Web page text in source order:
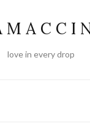
M A C C I
love in every drop